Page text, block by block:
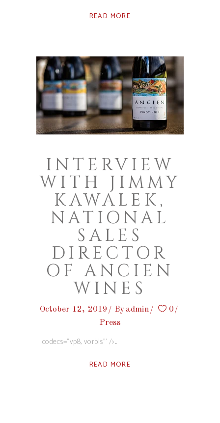
READ MORE
INTERVIEW
WITH JIMMY
KAWALEK,
NATIONAL
SALES
DIRECTOR
OF ANCIEN
WINES
October 12, 2019 By admin
0
Press
codecs="vp8, vorbis"' />
READ MORE